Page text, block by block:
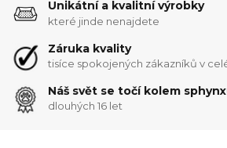
Unikátní a kvalitní výrobky
které jinde nenajdete
Záruka kvality
tisíce spokojených zákazníků v
Náš svět se točí kolem
dlouhých 16 let